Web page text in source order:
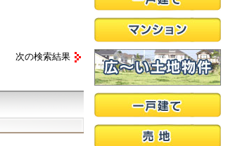
次の検索結果